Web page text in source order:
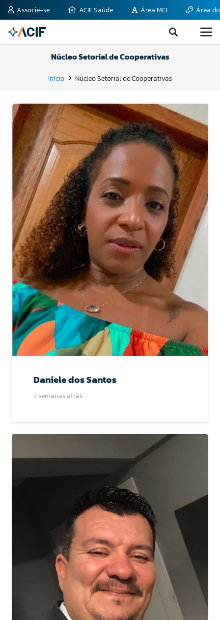
Associe-se ACIF Saúde Área MEI Área
Núcleo Setorial de Cooperativas
Início Núcleo Setorial de Cooperativas
Daniele dos Santos
2 semanas atrás